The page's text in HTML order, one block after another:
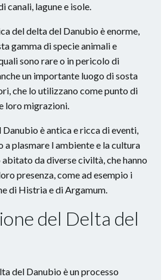
canali, lagune e isole.
del delta del Danubio è enorme,
gamma di specie animali e
sono rare o in pericolo di
un importante luogo di sosta
che lo utilizzano come punto di
loro migrazioni.
è antica e ricca di eventi,
a plasmare l ambiente e la cultura
da diverse civiltà, che hanno
presenza, come ad esempio i
di Histria e di Argamum.
del Delta del
del Danubio è un processo